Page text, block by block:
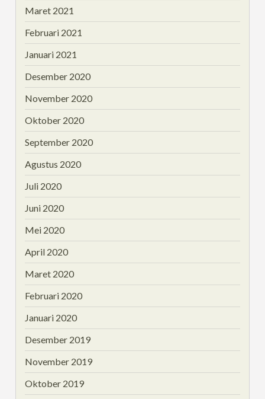
Maret 2021
Februari 2021
Januari 2021
Desember 2020
November 2020
Oktober 2020
September 2020
Agustus 2020
Juli 2020
Juni 2020
Mei 2020
April 2020
Maret 2020
Februari 2020
Januari 2020
Desember 2019
November 2019
Oktober 2019